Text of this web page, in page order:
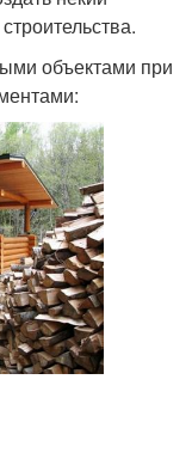
объектами при